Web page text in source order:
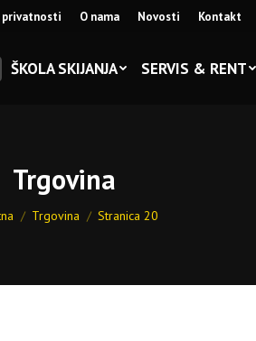
privatnosti O nama Novosti Kontakt
ŠKOLA SKIJANJA SERVIS & RENT
Trgovina
You are here:
Trgovina Stranica 20